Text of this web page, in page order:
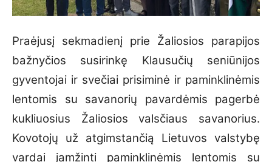
Praėjusį sekmadienį prie Žaliosios parapijos
bažnyčios susirinkę Klausučių seniūnijos
gyventojai ir svečiai prisiminė ir paminklinėmis
lentomis su savanorių pavardėmis pagerbė
kukliuosius Žaliosios valsčiaus savanorius.
Kovotojų už atgimstančią Lietuvos valstybę
vardai įamžinti paminklinėmis lentomis su